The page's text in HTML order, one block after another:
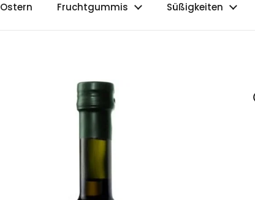
Ostern Fruchtgummis Süßigkeiten